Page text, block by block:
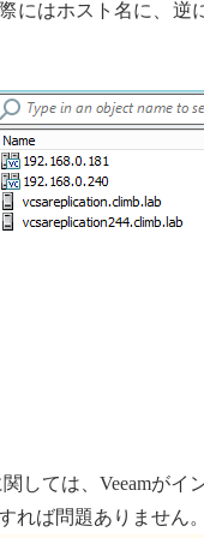
にはホスト名に、逆
しては、Veeamがイ
れば問題ありません。